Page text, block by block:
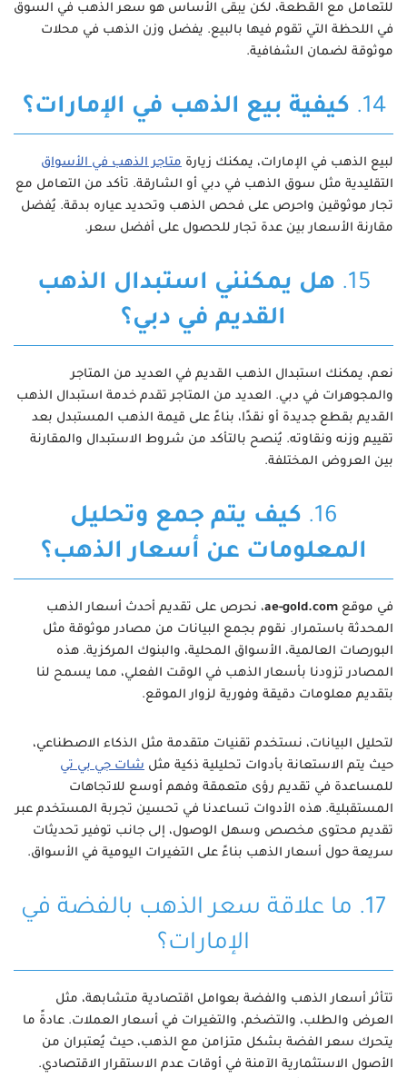
للتعامل مع القطعة، لكن يبقى الأساس هو سعر الذهب في السوق
في اللحظة التي تقوم فيها بالبيع. يفضل وزن الذهب في محلات
موثوقة لضمان الشفافية.
14. كيفية بيع الذهب في الإمارات؟
لبيع الذهب في الإمارات، يمكنك زيارة متاجر الذهب في الأسواق
التقليدية مثل سوق الذهب في دبي أو الشارقة. تأكد من التعامل مع
تجار موثوقين واحرص على فحص الذهب وتحديد عياره بدقة. يُفضل
مقارنة الأسعار بين عدة تجار للحصول على أفضل سعر.
15. هل يمكنني استبدال الذهب
القديم في دبي؟
نعم، يمكنك استبدال الذهب القديم في العديد من المتاجر
والمجوهرات في دبي. العديد من المتاجر تقدم خدمة استبدال الذهب
القديم بقطع جديدة أو نقدًا، بناءً على قيمة الذهب المستبدل بعد
تقييم وزنه ونقاوته. يُنصح بالتأكد من شروط الاستبدال والمقارنة
بين العروض المختلفة.
16. كيف يتم جمع وتحليل
المعلومات عن أسعار الذهب؟
في موقع ae-gold.com، نحرص على تقديم أحدث أسعار الذهب
المحدثة باستمرار. نقوم بجمع البيانات من مصادر موثوقة مثل
البورصات العالمية، الأسواق المحلية، والبنوك المركزية. هذه
المصادر تزودنا بأسعار الذهب في الوقت الفعلي، مما يسمح لنا
بتقديم معلومات دقيقة وفورية لزوار الموقع.
لتحليل البيانات، نستخدم تقنيات متقدمة مثل الذكاء الاصطناعي،
حيث يتم الاستعانة بأدوات تحليلية ذكية مثل شات جي بي تي
للمساعدة في تقديم رؤى متعمقة وفهم أوسع للاتجاهات
المستقبلية. هذه الأدوات تساعدنا في تحسين تجربة المستخدم عبر
تقديم محتوى مخصص وسهل الوصول، إلى جانب توفير تحديثات
سريعة حول أسعار الذهب بناءً على التغيرات اليومية في الأسواق.
17. ما علاقة سعر الذهب بالفضة في
الإمارات؟
تتأثر أسعار الذهب والفضة بعوامل اقتصادية متشابهة، مثل
العرض والطلب، والتضخم، والتغيرات في أسعار العملات. عادةً ما
يتحرك سعر الفضة بشكل متزامن مع الذهب، حيث يُعتبران من
الأصول الاستثمارية الآمنة في أوقات عدم الاستقرار الاقتصادي.